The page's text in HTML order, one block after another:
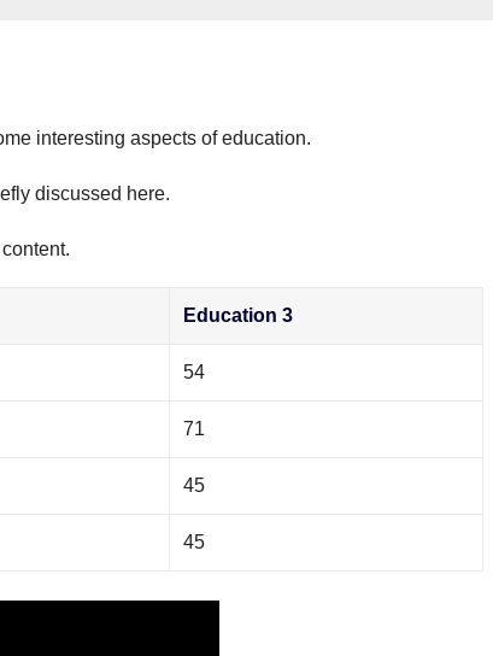
interesting aspects of education.
discussed here.
Education 3
54
71
45
45